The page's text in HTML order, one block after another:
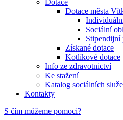
Dotace
Dotace města
Sociální
Stipendijní
Získané dotace
Kotlíkové dotace
Info ze zdravotnictví
Ke stažení
Katalog sociálních
Kontakty
S čím můžeme pomoci?